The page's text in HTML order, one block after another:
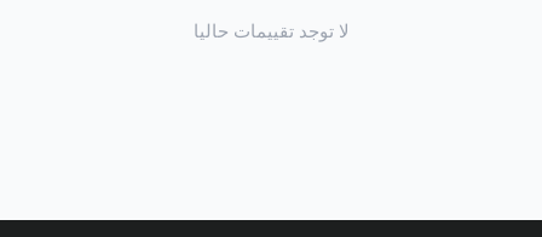
لا توجد تقييمات حاليا